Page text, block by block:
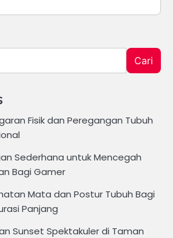
Cari
Fisik dan Peregangan Tubuh
Sederhana untuk Mencegah
Bagi Gamer
Mata dan Postur Tubuh Bagi
Panjang
Sunset Spektakuler di Taman